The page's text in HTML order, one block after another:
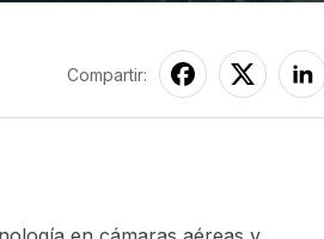
Compartir: